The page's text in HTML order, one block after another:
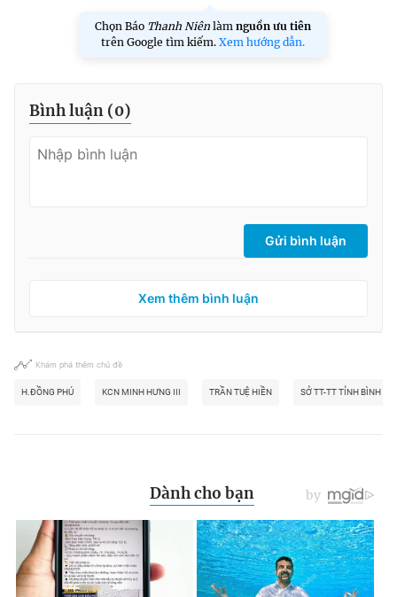
Chọn Báo Thanh Niên làm nguồn ưu tiên
trên Google tìm kiếm. Xem hướng dẫn.
Bình luận (0)
Gửi bình luận
Xem thêm bình luận
Khám phá thêm chủ đề
H.ĐỒNG PHÚ KCN MINH HƯNG III TRẦN TUỆ HIỀN SỞ TT-TT TỈNH BÌNH